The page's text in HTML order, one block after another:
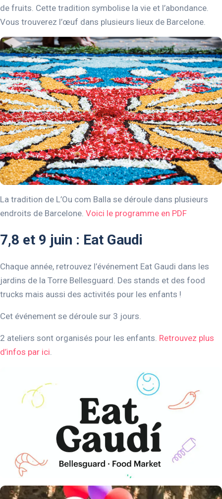
de fruits. Cette tradition symbolise la vie et l’abondance.
Vous trouverez l’œuf dans plusieurs lieux de Barcelone.
La tradition de L’Ou com Balla se déroule dans plusieurs
endroits de Barcelone. Voici le programme en PDF
7,8 et 9 juin : Eat Gaudi
Chaque année, retrouvez l’événement Eat Gaudi dans les
jardins de la Torre Bellesguard. Des stands et des food
trucks mais aussi des activités pour les enfants !
Cet événement se déroule sur 3 jours.
2 ateliers sont organisés pour les enfants. Retrouvez plus
d’infos par ici